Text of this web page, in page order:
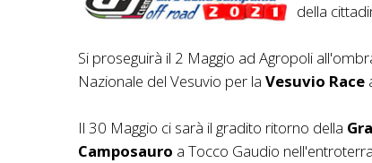
della
Si proseguirà il 2 Maggio ad Agropoli
Nazionale del Vesuvio per la Vesuvio Race
Il 30 Maggio ci sarà il gradito ritorno della
Camposauro a Tocco Gaudio